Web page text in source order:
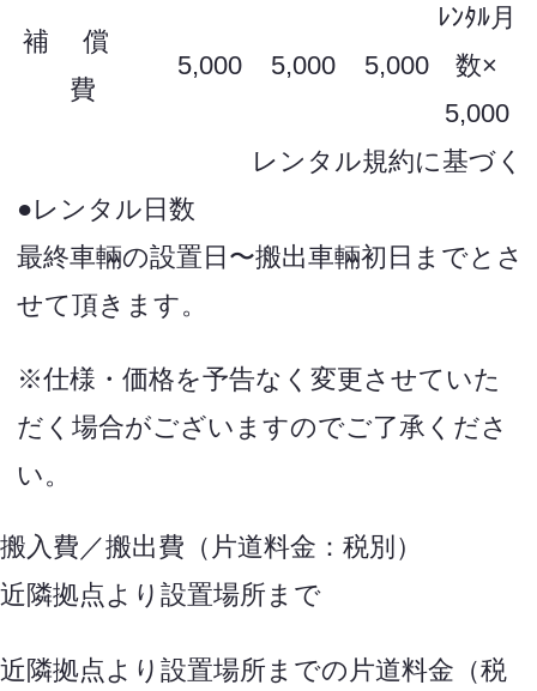
補 償
費
5,000 5,000 5,000
ﾚﾝﾀﾙ月
数×
5,000
レンタル規約に基づく
●レンタル日数
最終車輛の設置日〜搬出車輛初日までとさ
せて頂きます。
※仕様・価格を予告なく変更させていた
だく場合がございますのでご了承くださ
い。
搬入費／搬出費（片道料金：税別）
近隣拠点より設置場所まで
近隣拠点より設置場所までの片道料金（税